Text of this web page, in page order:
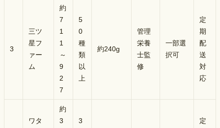
3
三ツ
星フ
ァー
ム
約
7
1
1
～
9
2
7
5
0
種
類
以
上
約240g
管理
栄養
士監
修
一部選
択可
定
期
配
送
対
応
ワタ
約
3
3
定